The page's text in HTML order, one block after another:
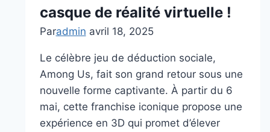
casques
réalité
virtuelle
casque de réalité virtuelle !
Paradmin avril 18, 2025
Le célèbre jeu de déduction sociale,
Among Us, fait son grand retour sous une
nouvelle forme captivante. À partir du 6
mai, cette franchise iconique propose une
expérience en 3D qui promet d’élever